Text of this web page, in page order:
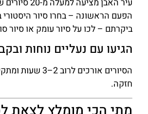
הפעם הראשונה – בחרו סיור
ביקרתם – לכו על סיור עומק או סיור
הגיעו עם נעליים נוחות
הסיורים אורכים
חזקה.